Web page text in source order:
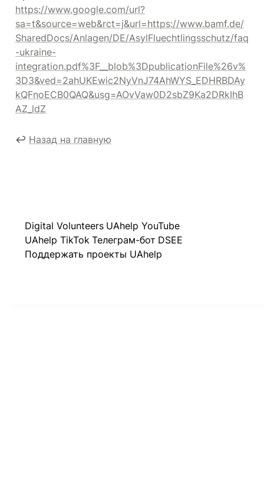
https://www.google.com/url?
sa=t&source=web&rct=j&url=https://www.bamf.de/
SharedDocs/Anlagen/DE/AsylFluechtlingsschutz/faq
-ukraine-
integration.pdf%3F__blob%3DpublicationFile%26v%
3D3&ved=2ahUKEwic2NyVnJ74AhWYS_EDHRBDAy
kQFnoECB0QAQ&usg=AOvVaw0D2sbZ9Ka2DRkIhB
AZ_ldZ
↩️ Назад на главную
Digital Volunteers UAhelp YouTube
UAhelp TikTok Телеграм-бот DSEE
Поддержать проекты UAhelp